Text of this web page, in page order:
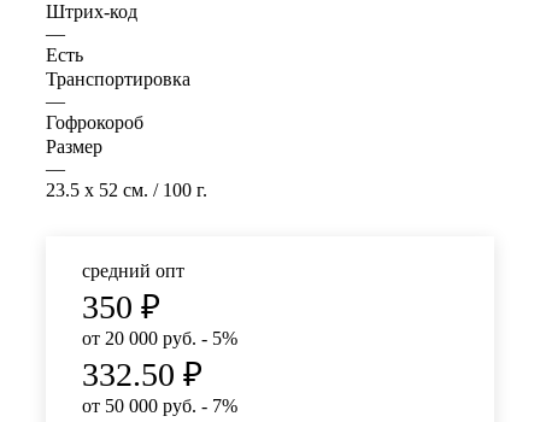
Штрих-код
—
Есть
Транспортировка
—
Гофрокороб
Размер
—
23.5 x 52 см. / 100 г.
средний опт
350 ₽
от 20 000 руб. - 5%
332.50 ₽
от 50 000 руб. - 7%